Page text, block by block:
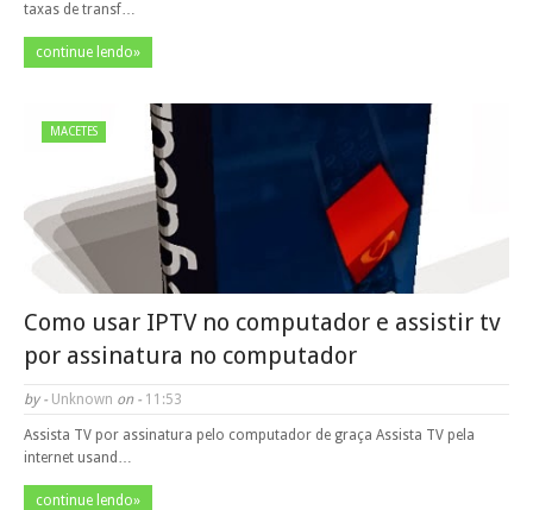
taxas de transf…
continue lendo»
MACETES
Como usar IPTV no computador e assistir tv
por assinatura no computador
by - Unknown on - 11:53
Assista TV por assinatura pelo computador de graça Assista TV pela
internet usand…
continue lendo»